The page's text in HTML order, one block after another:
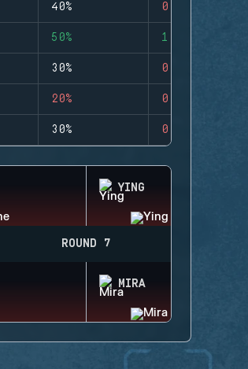
40% 0
50% 1
30% 0
20% 0
30% 0
YING
ROUND 7
MIRA